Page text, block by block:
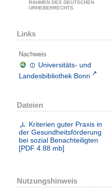
RAHMEN DES DEUTSCHEN
URHEBERRECHTS.
Links
Nachweis
Universitäts- und
Landesbibliothek Bonn
Dateien
Kriterien guter Praxis in
der Gesundheitsförderung
bei sozial Benachteiligten
[PDF 4.88 mb]
Nutzungshinweis